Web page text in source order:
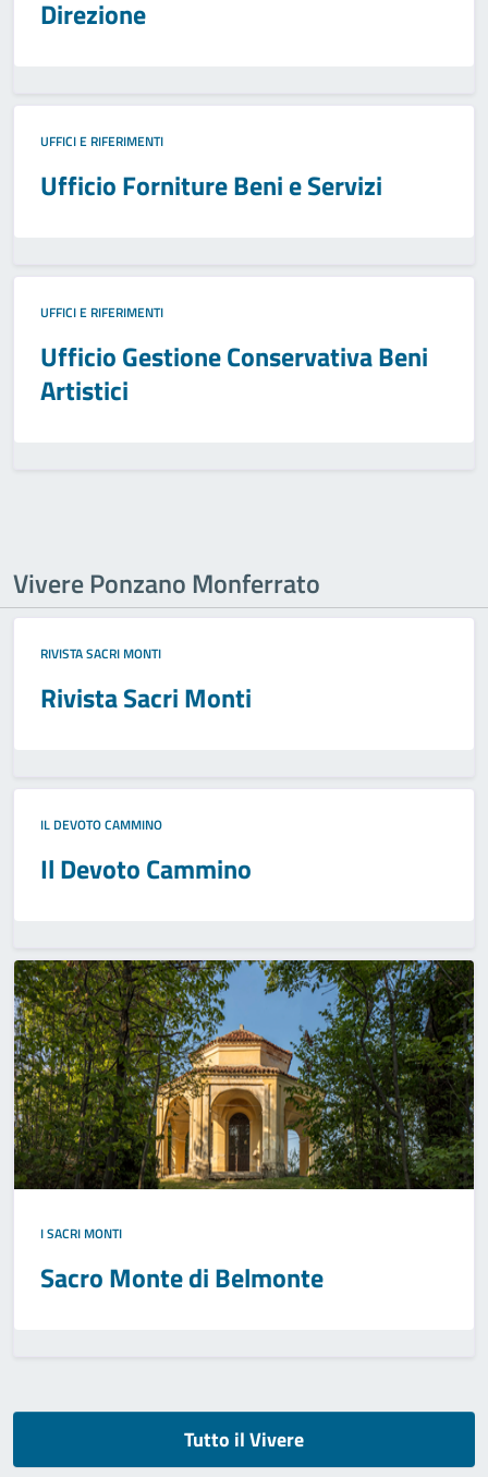
Direzione
UFFICI E RIFERIMENTI
Ufficio Forniture Beni e Servizi
UFFICI E RIFERIMENTI
Ufficio Gestione Conservativa Beni
Artistici
Vivere Ponzano Monferrato
RIVISTA SACRI MONTI
Rivista Sacri Monti
IL DEVOTO CAMMINO
Il Devoto Cammino
I SACRI MONTI
Sacro Monte di Belmonte
Tutto il Vivere